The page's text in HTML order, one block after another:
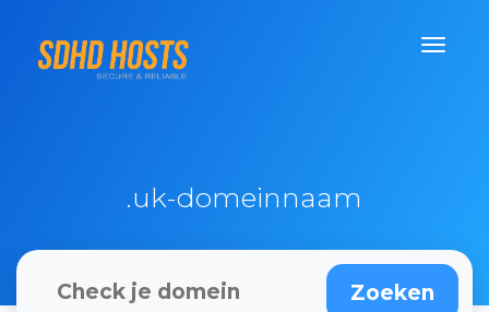
.uk-domeinnaam